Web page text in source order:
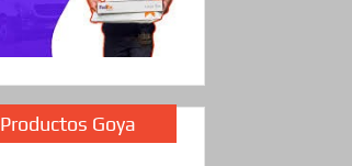
Productos Goya